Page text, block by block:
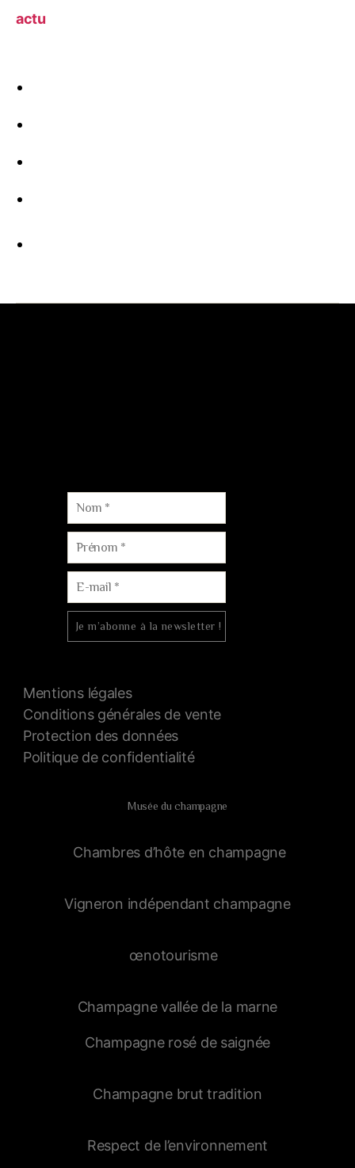
actu
Mentions légales
Conditions générales de vente
Protection des données
Politique de confidentialité
Musée du champagne
Chambres d’hôte en champagne
Vigneron indépendant champagne
œnotourisme
Champagne vallée de la marne
Champagne rosé de saignée
Champagne brut tradition
Respect de l’environnement